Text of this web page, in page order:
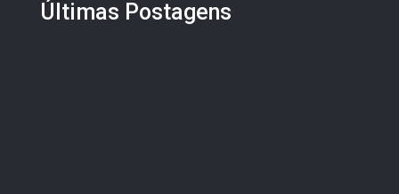
Últimas Postagens